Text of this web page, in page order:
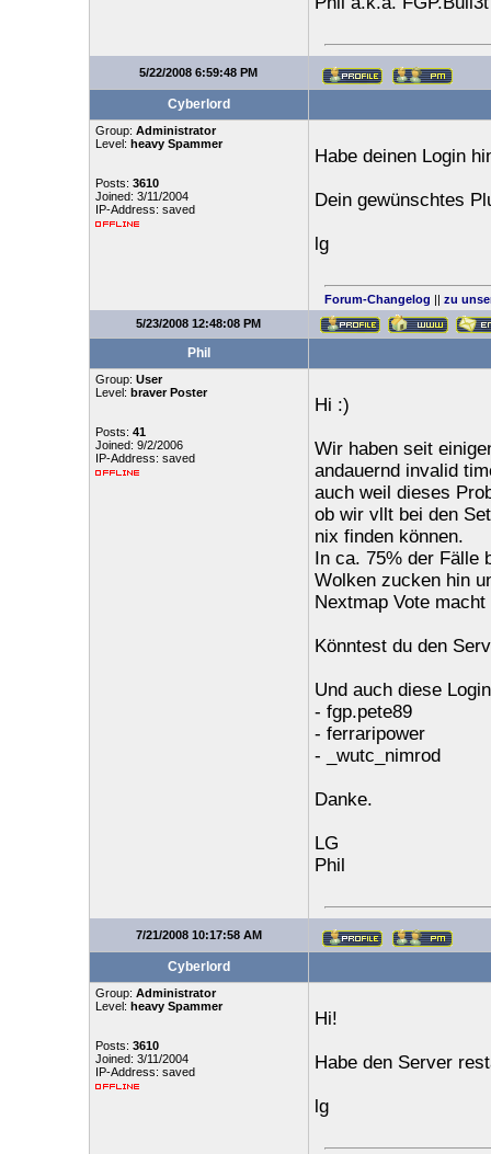
5/22/2008 6:59:48 PM
Cyberlord
Group: Administrator
Level: heavy Spammer
Posts: 3610
Joined: 3/11/2004
IP-Address: saved
Habe deinen Login
Dein gewünschtes
lg
Forum-Changelog || zu
5/23/2008 12:48:08 PM
Phil
Group: User
Level: braver Poster
Posts: 41
Joined: 9/2/2006
IP-Address: saved
Hi :)
Wir haben seit
andauernd invalid
auch weil dieses
ob wir vllt bei den
nix finden können.
In ca. 75% der Fälle
Wolken zucken hin
Nextmap Vote
Könntest du den
Und auch diese
- fgp.pete89
- ferraripower
- _wutc_nimrod
Danke.
LG
Phil
7/21/2008 10:17:58 AM
Cyberlord
Group: Administrator
Level: heavy Spammer
Posts: 3610
Joined: 3/11/2004
IP-Address: saved
Hi!
Habe den Server
lg